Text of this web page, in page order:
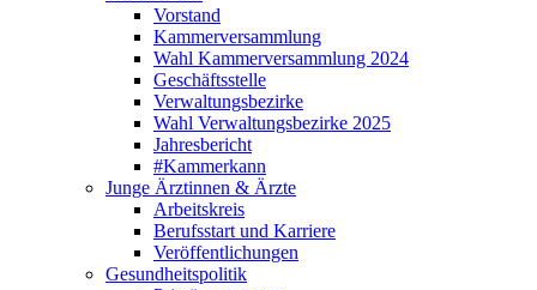
Vorstand
Kammerversammlung
Wahl Kammerversammlung 2024
Geschäftsstelle
Verwaltungsbezirke
Wahl Verwaltungsbezirke 2025
Jahresbericht
#Kammerkann
Junge Ärztinnen & Ärzte
Arbeitskreis
Berufsstart und Karriere
Veröffentlichungen
Gesundheitspolitik